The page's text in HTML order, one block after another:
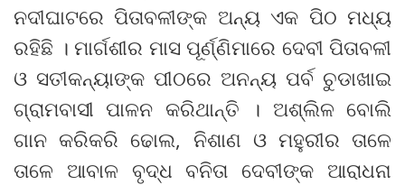
ନଦୀଘାଟରେ ପିତାବଳୀଙ୍କ ଅନ୍ୟ ଏକ ପିଠ ମଧ୍ୟ
ରହିଛି । ମାର୍ଗଶୀର ମାସ ପୂର୍ଣ୍ଣିମାରେ ଦେବୀ ପିତାବଳୀ
ଓ ସତୀକନ୍ୟାଙ୍କ ପୀଠରେ ଅନନ୍ୟ ପର୍ବ ଚୁଡାଖାଇ
ଗ୍ରାମବାସୀ ପାଳନ କରିଥାନ୍ତି । ଅଶ୍ଲିଳ ବୋଲି
ଗାନ କରିକରି ଢୋଲ, ନିଶାଣ ଓ ମହୁରୀର ତାଳେ
ତାଳେ ଆବାଳ ବୃଦ୍ଧ ବନିତା ଦେବୀଙ୍କ ଆରାଧନା